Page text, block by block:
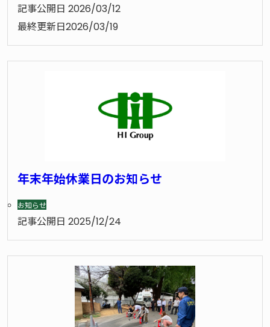
記事公開日 2026/03/12
最終更新日2026/03/19
年末年始休業日のお知らせ
お知らせ
記事公開日 2025/12/24